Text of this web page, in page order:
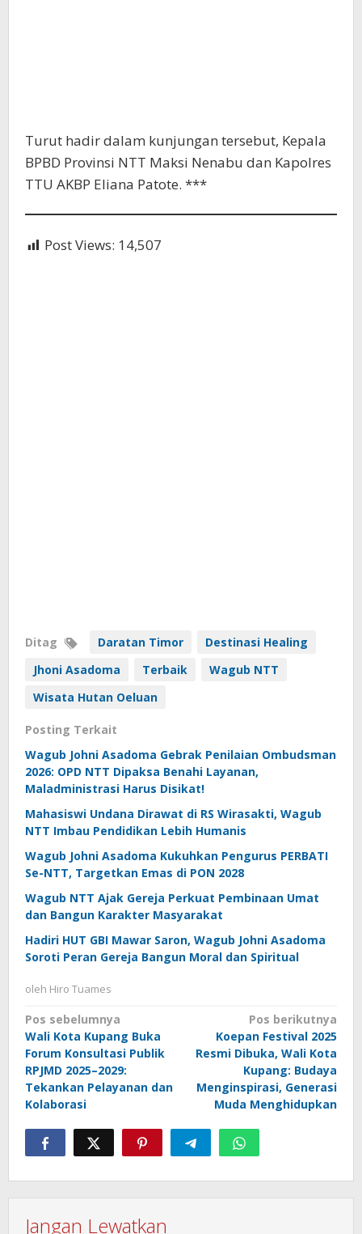
Turut hadir dalam kunjungan tersebut, Kepala
BPBD Provinsi NTT Maksi Nenabu dan Kapolres
TTU AKBP Eliana Patote. ***
Post Views: 14,507
Ditag Daratan Timor
Destinasi Healing
Jhoni Asadoma
Terbaik
Wagub NTT
Wisata Hutan Oeluan
Posting Terkait
Wagub Johni Asadoma Gebrak Penilaian Ombudsman
2026: OPD NTT Dipaksa Benahi Layanan,
Maladministrasi Harus Disikat!
Mahasiswi Undana Dirawat di RS Wirasakti, Wagub
NTT Imbau Pendidikan Lebih Humanis
Wagub Johni Asadoma Kukuhkan Pengurus PERBATI
Se-NTT, Targetkan Emas di PON 2028
Wagub NTT Ajak Gereja Perkuat Pembinaan Umat
dan Bangun Karakter Masyarakat
Hadiri HUT GBI Mawar Saron, Wagub Johni Asadoma
Soroti Peran Gereja Bangun Moral dan Spiritual
oleh Hiro Tuames
Navigasi
pos
Pos sebelumnya
Wali Kota Kupang Buka
Forum Konsultasi Publik
RPJMD 2025–2029:
Tekankan Pelayanan dan
Kolaborasi
Pos berikutnya
Koepan Festival 2025
Resmi Dibuka, Wali Kota
Kupang: Budaya
Menginspirasi, Generasi
Muda Menghidupkan
Jangan Lewatkan